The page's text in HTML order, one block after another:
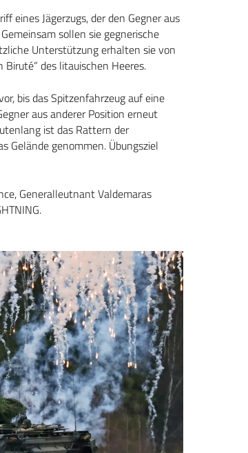
eines Jägerzugs, der den Gegner aus
sollen sie gegnerische
Unterstützung erhalten sie von
des litauischen Heeres.
bis das Spitzenfahrzeug auf eine
aus anderer Position erneut
ist das Rattern der
Gelände genommen. Übungsziel
Generalleutnant Valdemaras